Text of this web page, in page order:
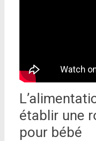
établir une
pour bébé